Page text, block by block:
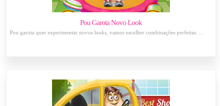
Pou Garota Novo Look
Pou garota quer experimentar novos looks, vamos escolher combinações perfeitas. ...